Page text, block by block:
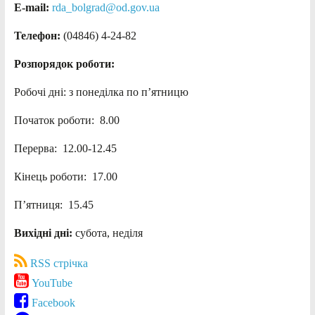
E-mail: rda_bolgrad@od.gov.ua
Телефон: (04846) 4-24-82
Розпорядок роботи:
Робочі дні: з понеділка по п’ятницю
Початок роботи: 8.00
Перерва: 12.00-12.45
Кінець роботи: 17.00
П’ятниця: 15.45
Вихідні дні: субота, неділя
RSS стрічка
YouTube
Facebook